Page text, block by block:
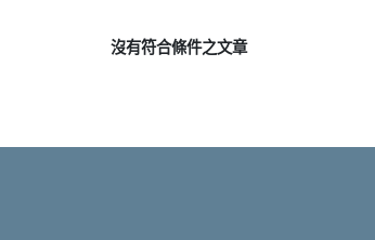
沒有符合條件之文章